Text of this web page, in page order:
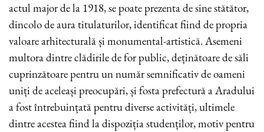
actul major de la 1918, se poate prezenta de sine stătător,
dincolo de aura titulaturilor, identificat fiind de propria
valoare arhitecturală și monumental-artistică. Asemeni
multora dintre clădirile de for public, deținătoare de săli
cuprinzătoare pentru un număr semnificativ de oameni
uniți de aceleași preocupări, și fosta prefectură a Aradului
a fost întrebuințată pentru diverse activități, ultimele
dintre acestea fiind la dispoziția studenților, motiv pentru